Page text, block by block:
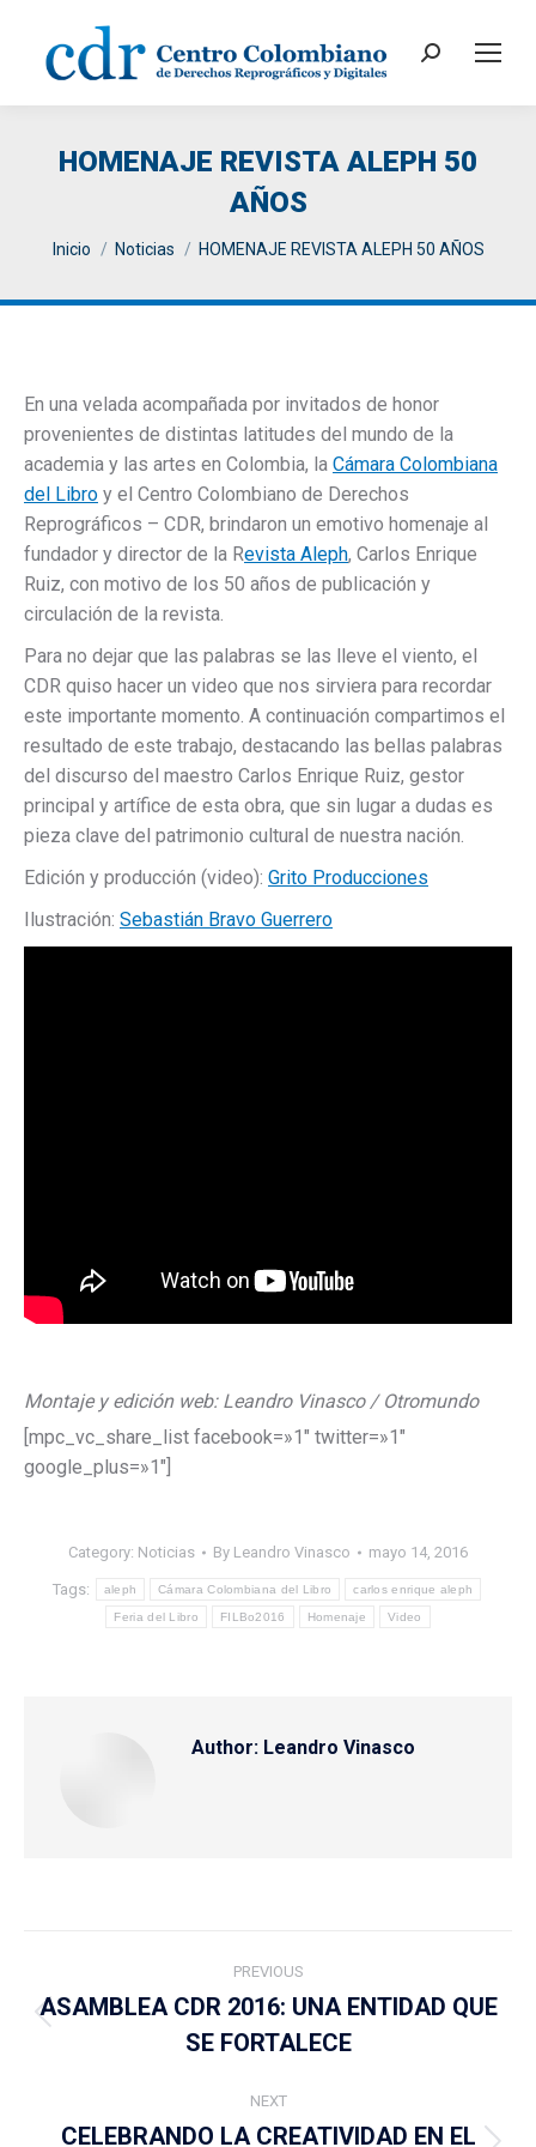
Search:
HOMENAJE REVISTA ALEPH 50
AÑOS
You are here:
Inicio Noticias HOMENAJE REVISTA ALEPH 50 AÑOS
En una velada acompañada por invitados de honor
provenientes de distintas latitudes del mundo de la
academia y las artes en Colombia, la Cámara Colombiana
del Libro y el Centro Colombiano de Derechos
Reprográficos – CDR, brindaron un emotivo homenaje al
fundador y director de la Revista Aleph, Carlos Enrique
Ruiz, con motivo de los 50 años de publicación y
circulación de la revista.
Para no dejar que las palabras se las lleve el viento, el
CDR quiso hacer un video que nos sirviera para recordar
este importante momento. A continuación compartimos el
resultado de este trabajo, destacando las bellas palabras
del discurso del maestro Carlos Enrique Ruiz, gestor
principal y artífice de esta obra, que sin lugar a dudas es
pieza clave del patrimonio cultural de nuestra nación.
Edición y producción (video): Grito Producciones
Ilustración: Sebastián Bravo Guerrero
Montaje y edición web: Leandro Vinasco / Otromundo
[mpc_vc_share_list facebook=»1″ twitter=»1″
google_plus=»1″]
Category: Noticias By Leandro Vinasco mayo 14, 2016
Tags: aleph Cámara Colombiana del Libro carlos enrique aleph
Feria del Libro FILBo2016 Homenaje Video
Author: Leandro Vinasco
navigation
PREVIOUS
post:
ASAMBLEA CDR 2016: UNA ENTIDAD QUE
SE FORTALECE
NEXT
CELEBRANDO LA CREATIVIDAD EN EL